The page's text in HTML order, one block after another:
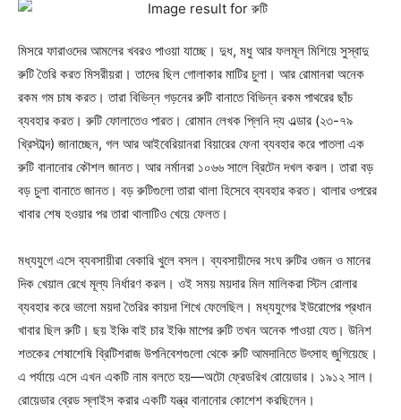
মিসরে ফারাওদের আমলের খবরও পাওয়া যাচ্ছে। দুধ, মধু আর ফলমূল মিশিয়ে সুস্বাদু
রুটি তৈরি করত মিসরীয়রা। তাদের ছিল গোলাকার মাটির চুলা। আর রোমানরা অনেক
রকম গম চাষ করত। তারা বিভিন্ন গড়নের রুটি বানাতে বিভিন্ন রকম পাথরের ছাঁচ
ব্যবহার করত। রুটি ফোলাতেও পারত। রোমান লেখক প্লিনি দ্য এল্ডার (২৩-৭৯
খ্রিস্টাব্দ) জানাচ্ছেন, গল আর আইবেরিয়ানরা বিয়ারের ফেনা ব্যবহার করে পাতলা এক
রুটি বানানোর কৌশল জানত। আর নর্মানরা ১০৬৬ সালে ব্রিটেন দখল করল। তারা বড়
বড় চুলা বানাতে জানত। বড় রুটিগুলো তারা থালা হিসেবে ব্যবহার করত। থালার ওপরের
খাবার শেষ হওয়ার পর তারা থালাটিও খেয়ে ফেলত।
মধ্যযুগে এসে ব্যবসায়ীরা বেকারি খুলে বসল। ব্যবসায়ীদের সংঘ রুটির ওজন ও মানের
দিক খেয়াল রেখে মূল্য নির্ধারণ করল। ওই সময় ময়দার মিল মালিকরা স্টিল রোলার
ব্যবহার করে ভালো ময়দা তৈরির কায়দা শিখে ফেলেছিল। মধ্যযুগের ইউরোপের প্রধান
খাবার ছিল রুটি। ছয় ইঞ্চি বাই চার ইঞ্চি মাপের রুটি তখন অনেক পাওয়া যেত। উনিশ
শতকের শেষাশেষি ব্রিটিশরাজ উপনিবেশগুলো থেকে রুটি আমদানিতে উৎসাহ জুগিয়েছে।
এ পর্যায়ে এসে এখন একটি নাম বলতে হয়—অটো ফ্রেডরিখ রোয়েডার। ১৯১২ সাল।
রোয়েডার ব্রেড স্লাইস করার একটি যন্ত্র বানানোর কোশেশ করছিলেন।